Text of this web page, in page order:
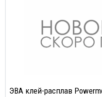
ЭВА клей-расплав